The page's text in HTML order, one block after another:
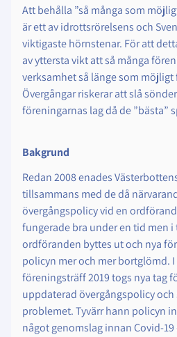
Att behålla ”så många som
är ett av idrottsrörelsens och
viktigaste hörnstenar. För att
av yttersta vikt att så många
verksamhet så länge som möjligt
Övergångar riskerar att slå
föreningarnas lag då de ”bästa”
Bakgrund
Redan 2008 enades
tillsammans med de då
övergångspolicy vid en
fungerade bra under en tid men
ordföranden byttes ut och nya
policyn mer och mer bortglömd.
föreningsträff 2019 togs nya tag
uppdaterad övergångspolicy
problemet. Tyvärr hann policyn
något genomslag innan Covid-